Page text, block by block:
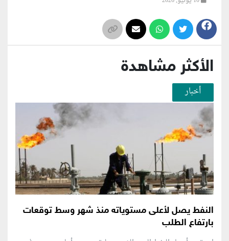
الأكثر مشاهدة
أخبار
النفط يصل لأعلى مستوياته منذ شهر وسط توقعات
بارتفاع الطلب